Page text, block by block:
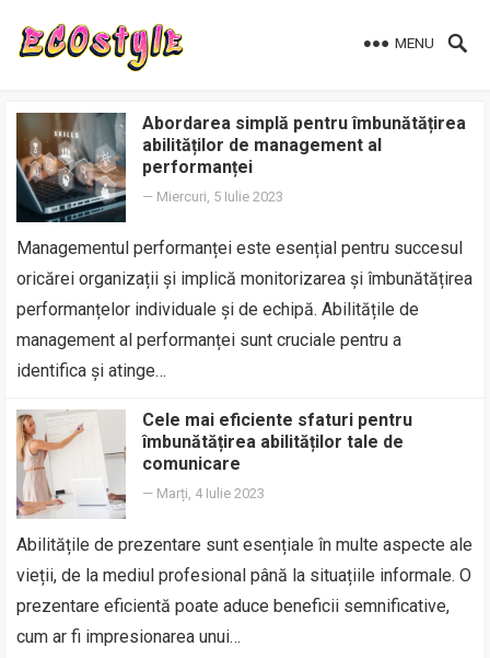
MENU
Abordarea simplă pentru îmbunătățirea
abilităților de management al
performanței
— Miercuri, 5 Iulie 2023
Managementul performanței este esențial pentru succesul
oricărei organizații și implică monitorizarea și îmbunătățirea
performanțelor individuale și de echipă. Abilitățile de
management al performanței sunt cruciale pentru a
identifica și atinge…
Cele mai eficiente sfaturi pentru
îmbunătățirea abilităților tale de
comunicare
— Marți, 4 Iulie 2023
Abilitățile de prezentare sunt esențiale în multe aspecte ale
vieții, de la mediul profesional până la situațiile informale. O
prezentare eficientă poate aduce beneficii semnificative,
cum ar fi impresionarea unui…